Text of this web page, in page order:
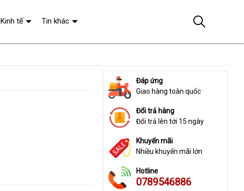
Đáp ứng
Giao hàng toàn quốc
Đổi trả hàng
Đổi trả lên tới 15 ngày
Khuyến mãi
Nhiều khuyến mãi lớn
Hotline
0789546886
Kinh tế Tin khác